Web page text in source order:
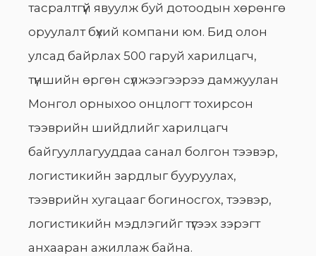
тасралтгүй явуулж буй дотоодын хөрөнгө
оруулалт бүхий компани юм. Бид олон
улсад байрлах 500 гаруй харилцагч,
түншийн өргөн сүлжээгээрээ дамжуулан
Монгол орныхоо онцлогт тохирсон
тээврийн шийдлийг харилцагч
байгууллагууддаа санал болгон тээвэр,
логистикийн зардлыг бууруулах,
тээврийн хугацааг богиносгох, тээвэр,
логистикийн мэдлэгийг түгээх зэрэгт
анхааран ажиллаж байна.